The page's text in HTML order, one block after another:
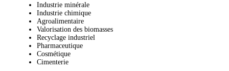
Industrie minérale
Industrie chimique
Agroalimentaire
Valorisation des biomasses
Recyclage industriel
Pharmaceutique
Cosmétique
Cimenterie